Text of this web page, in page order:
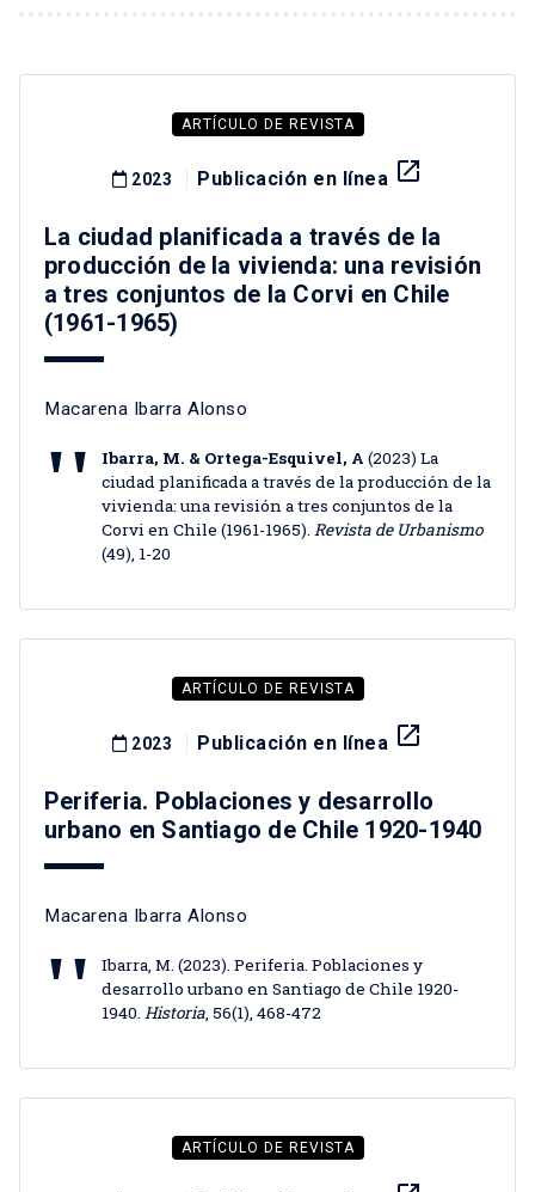
ARTÍCULO DE REVISTA
2023 Publicación en línea launch
La ciudad planificada a través de la
producción de la vivienda: una revisión
a tres conjuntos de la Corvi en Chile
(1961-1965)
Macarena Ibarra Alonso
Ibarra, M. & Ortega-Esquivel, A (2023) La
ciudad planificada a través de la producción de la
vivienda: una revisión a tres conjuntos de la
Corvi en Chile (1961-1965). Revista de Urbanismo
(49), 1-20
ARTÍCULO DE REVISTA
2023 Publicación en línea launch
Periferia. Poblaciones y desarrollo
urbano en Santiago de Chile 1920-1940
Macarena Ibarra Alonso
Ibarra, M. (2023). Periferia. Poblaciones y
desarrollo urbano en Santiago de Chile 1920-
1940. Historia, 56(1), 468-472
ARTÍCULO DE REVISTA